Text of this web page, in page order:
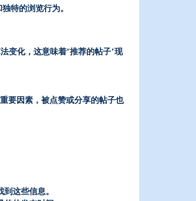
特的浏览行为。
变化，这意味着“推荐的帖子”现
要因素，被点赞或分享的帖子也
这些信息。